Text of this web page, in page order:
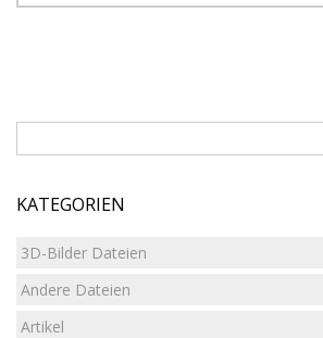
KATEGORIEN
3D-Bilder Dateien
Andere Dateien
Artikel